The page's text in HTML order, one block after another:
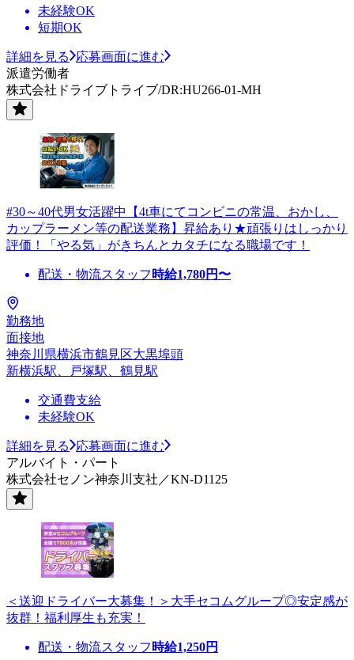
未経験OK
短期OK
詳細を見る
応募画面に進む
派遣労働者
株式会社ドライブトライブ/DR:HU266-01-MH
#30～40代男女活躍中【4t車にてコンビニの常温、おかし、
カップラーメン等の配送業務】昇給あり★頑張りはしっかり
評価！「やる気」がきちんとカタチになる職場です！
配送・物流スタッフ 時給1,780円〜
勤務地
面接地
神奈川県横浜市鶴見区大黒埠頭
新横浜駅、戸塚駅、鶴見駅
交通費支給
未経験OK
詳細を見る
応募画面に進む
アルバイト・パート
株式会社セノン神奈川支社／KN-D1125
＜送迎ドライバー大募集！＞大手セコムグループ◎安定感が
抜群！福利厚生も充実！
配送・物流スタッフ 時給1,250円